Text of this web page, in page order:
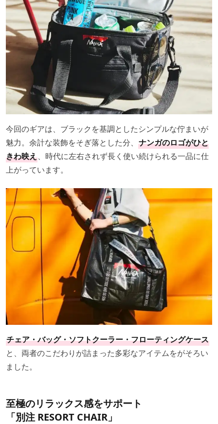
今回のギアは、ブラックを基調としたシンプルな佇まいが
魅力。余計な装飾をそぎ落とした分、 ナンガのロゴがひと
きわ映え、時代に左右されず長く使い続けられる一品に仕
上がっています。
チェア・バッグ・ソフトクーラー・フローティングケース
と、両者のこだわりが詰まった多彩なアイテムをがそろい
ました。
至極のリラックス感をサポート
「別注 RESORT CHAIR」